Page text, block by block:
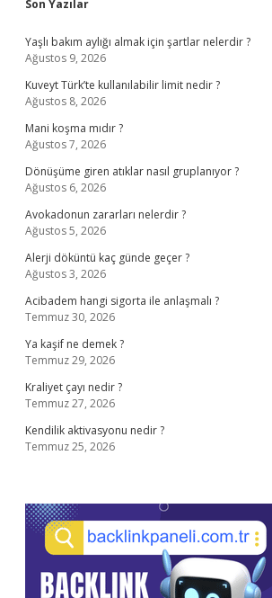
Sidebar
Son Yazılar
Yaşlı bakım aylığı almak için şartlar nelerdir ?
Ağustos 9, 2026
Kuveyt Türk’te kullanılabilir limit nedir ?
Ağustos 8, 2026
Mani koşma mıdır ?
Ağustos 7, 2026
Dönüşüme giren atıklar nasıl gruplanıyor ?
Ağustos 6, 2026
Avokadonun zararları nelerdir ?
Ağustos 5, 2026
Alerji döküntü kaç günde geçer ?
Ağustos 3, 2026
Acibadem hangi sigorta ile anlaşmalı ?
Temmuz 30, 2026
Ya kaşif ne demek ?
Temmuz 29, 2026
Kraliyet çayı nedir ?
Temmuz 27, 2026
Kendilik aktivasyonu nedir ?
Temmuz 25, 2026